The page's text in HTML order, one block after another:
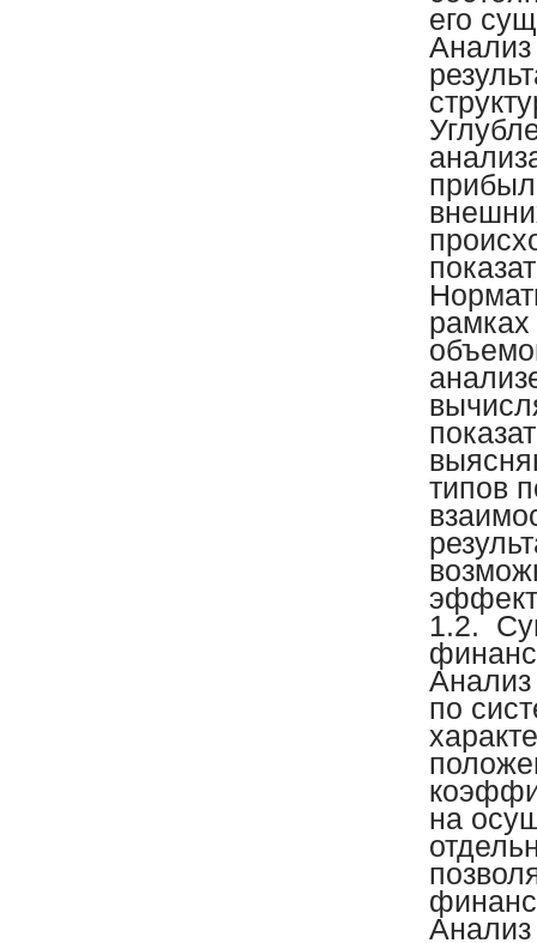
его
рамках
типов
1.2.
Анализ
по
на